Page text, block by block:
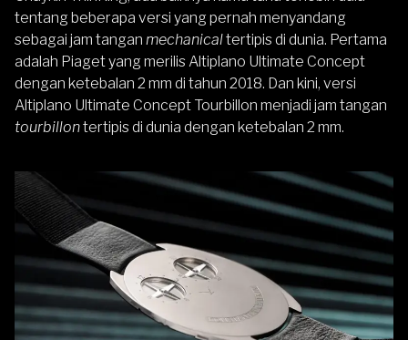
tentang beberapa versi yang pernah menyandang
sebagai jam tangan mechanicaltertipis di dunia. Pertama
adalah Piaget yang merilis Altiplano Ultimate Concept
dengan ketebalan 2 mm di tahun 2018. Dan kini, versi
Altiplano Ultimate Concept Tourbillon menjadi jam tangan
tourbillontertipis di dunia dengan ketebalan 2 mm.